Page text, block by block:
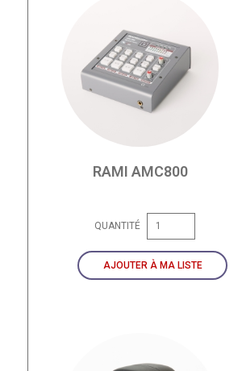
RAMI AMC800
QUANTITÉ
AJOUTER À MA LISTE